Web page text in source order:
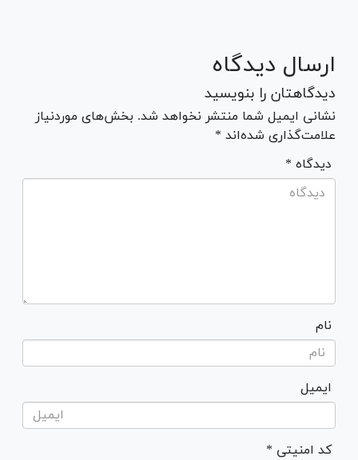
ارسال دیدگاه
دیدگاهتان را بنویسید
نشانی ایمیل شما منتشر نخواهد شد. بخش‌های موردنیاز
علامت‌گذاری شده‌اند *
* دیدگاه
نام
ایمیل
* کد امنیتی